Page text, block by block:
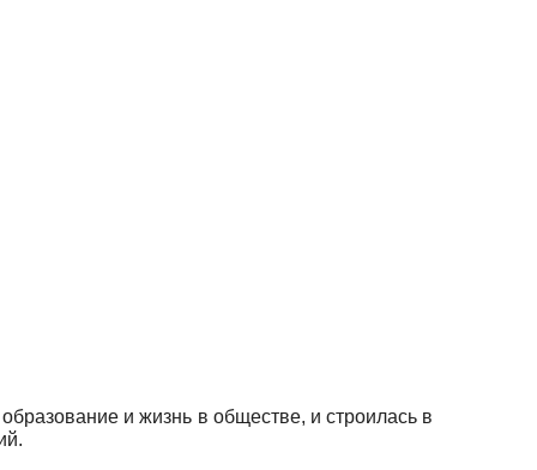
и жизнь в обществе, и строилась в